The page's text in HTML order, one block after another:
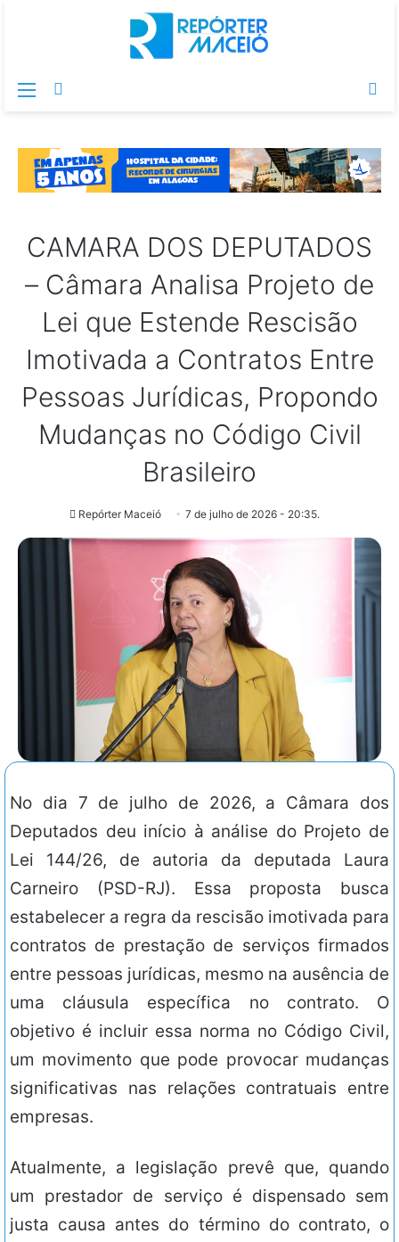
Menu
CAMARA DOS DEPUTADOS
– Câmara Analisa Projeto de
Lei que Estende Rescisão
Imotivada a Contratos Entre
Pessoas Jurídicas, Propondo
Mudanças no Código Civil
Brasileiro
Repórter Maceió 7 de julho de 2026 - 20:35.
No dia 7 de julho de 2026, a Câmara dos
Deputados deu início à análise do Projeto de
Lei 144/26, de autoria da deputada Laura
Carneiro (PSD-RJ). Essa proposta busca
estabelecer a regra da rescisão imotivada para
contratos de prestação de serviços firmados
entre pessoas jurídicas, mesmo na ausência de
uma cláusula específica no contrato. O
objetivo é incluir essa norma no Código Civil,
um movimento que pode provocar mudanças
significativas nas relações contratuais entre
empresas.
Atualmente, a legislação prevê que, quando
um prestador de serviço é dispensado sem
justa causa antes do término do contrato, o